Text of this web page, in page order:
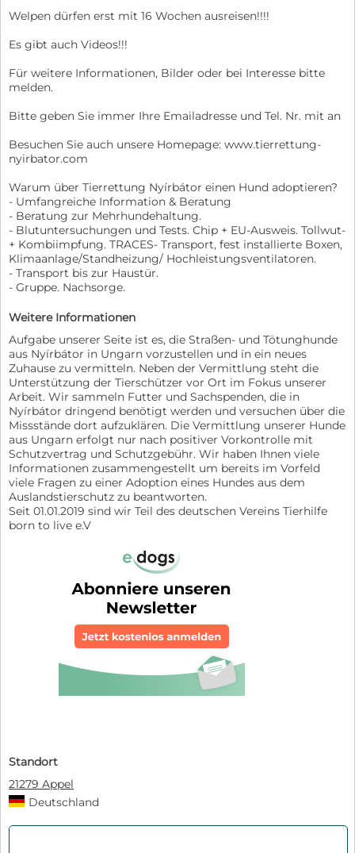
Welpen dürfen erst mit 16 Wochen ausreisen!!!!
Es gibt auch Videos!!!
Für weitere Informationen, Bilder oder bei Interesse bitte
melden.
Bitte geben Sie immer Ihre Emailadresse und Tel. Nr. mit an
Besuchen Sie auch unsere Homepage: www.tierrettung-
nyirbator.com
Warum über Tierrettung Nyírbátor einen Hund adoptieren?
- Umfangreiche Information & Beratung
- Beratung zur Mehrhundehaltung.
- Blutuntersuchungen und Tests. Chip + EU-Ausweis. Tollwut-
+ Kombiimpfung. TRACES- Transport, fest installierte Boxen,
Klimaanlage/Standheizung/ Hochleistungsventilatoren.
- Transport bis zur Haustür.
- Gruppe. Nachsorge.
Weitere Informationen
Aufgabe unserer Seite ist es, die Straßen- und Tötunghunde
aus Nyírbátor in Ungarn vorzustellen und in ein neues
Zuhause zu vermitteln. Neben der Vermittlung steht die
Unterstützung der Tierschützer vor Ort im Fokus unserer
Arbeit. Wir sammeln Futter und Sachspenden, die in
Nyírbátor dringend benötigt werden und versuchen über die
Missstände dort aufzuklären. Die Vermittlung unserer Hunde
aus Ungarn erfolgt nur nach positiver Vorkontrolle mit
Schutzvertrag und Schutzgebühr. Wir haben Ihnen viele
Informationen zusammengestellt um bereits im Vorfeld
viele Fragen zu einer Adoption eines Hundes aus dem
Auslandstierschutz zu beantworten.
Seit 01.01.2019 sind wir Teil des deutschen Vereins Tierhilfe
born to live e.V
Standort
21279 Appel
Deutschland